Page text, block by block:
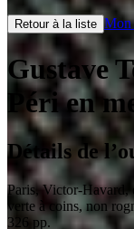
Retour à la liste Mon
Gustave
Péri en
Détails de
Paris,Victor-Havard,
verte à coins, non
326 pp.